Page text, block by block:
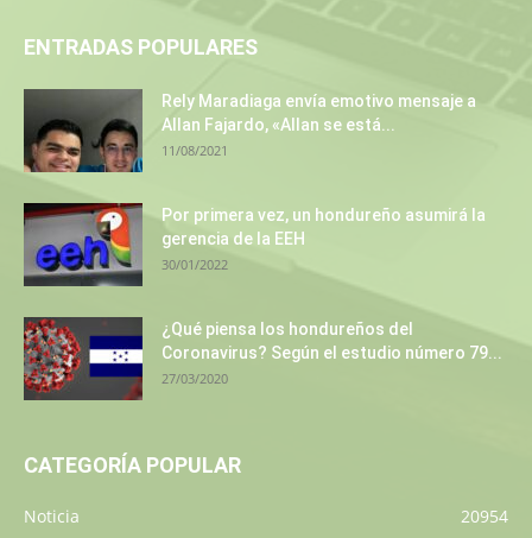
ENTRADAS POPULARES
Rely Maradiaga envía emotivo mensaje a
Allan Fajardo, «Allan se está...
11/08/2021
Por primera vez, un hondureño asumirá la
gerencia de la EEH
30/01/2022
¿Qué piensa los hondureños del
Coronavirus? Según el estudio número 79...
27/03/2020
CATEGORÍA POPULAR
Noticia
20954